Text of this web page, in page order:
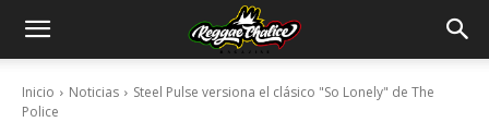
Inicio Noticias
Steel Pulse versiona el clásico "So Lonely" de The
Police